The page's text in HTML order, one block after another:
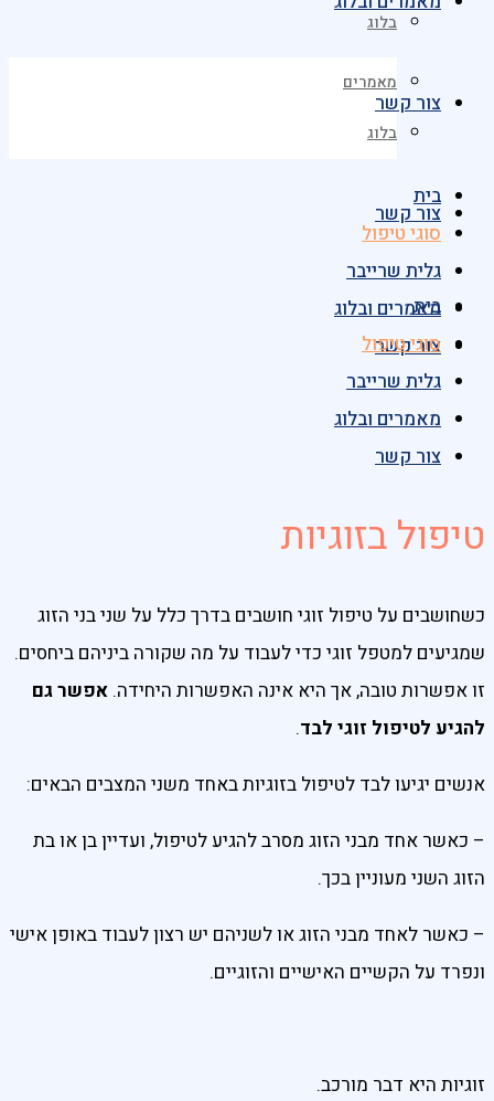
בלוג
צור קשר
בית
סוגי טיפול
גלית שרייבר
מאמרים ובלוג
צור קשר
מאמרים
בלוג
צור קשר
בית
סוגי טיפול
גלית שרייבר
מאמרים ובלוג
צור קשר
טיפול בזוגיות
כשחושבים על טיפול זוגי חושבים בדרך כלל על שני בני הזוג
שמגיעים למטפל זוגי כדי לעבוד על מה שקורה ביניהם ביחסים.
זו אפשרות טובה, אך היא אינה האפשרות היחידה. אפשר גם
להגיע לטיפול זוגי לבד.
אנשים יגיעו לבד לטיפול בזוגיות באחד משני המצבים הבאים:
– כאשר אחד מבני הזוג מסרב להגיע לטיפול, ועדיין בן או בת
הזוג השני מעוניין בכך.
– כאשר לאחד מבני הזוג או לשניהם יש רצון לעבוד באופן אישי
ונפרד על הקשיים האישיים והזוגיים.
זוגיות היא דבר מורכב.